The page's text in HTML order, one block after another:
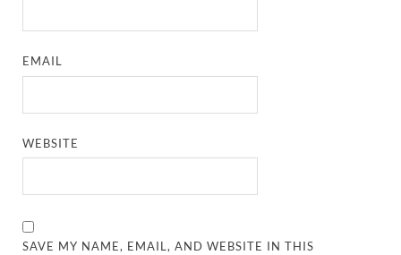
EMAIL
WEBSITE
SAVE MY NAME, EMAIL, AND WEBSITE IN THIS